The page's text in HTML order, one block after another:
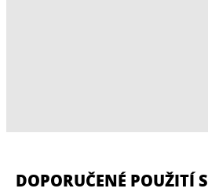
DOPORUČENÉ POUŽITÍ S